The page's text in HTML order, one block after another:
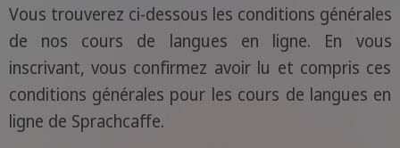
Vous trouverez ci-dessous les conditions générales
de nos cours de langues en ligne. En vous
inscrivant, vous confirmez avoir lu et compris ces
conditions générales pour les cours de langues en
ligne de Sprachcaffe.